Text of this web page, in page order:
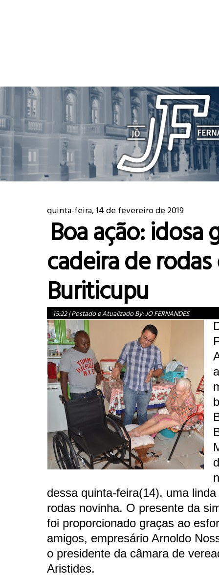
quinta-feira, 14 de fevereiro de 2019
Boa ação: idosa
cadeira de
Buriticupu
15:22|Postado e Atualizado By:JO FERNANDES
dessa quinta-feira(14), uma
rodas novinha. O presente da
foi proporcionado graças ao
amigos, empresário Arnoldo
o presidente da câmara de
Aristides.